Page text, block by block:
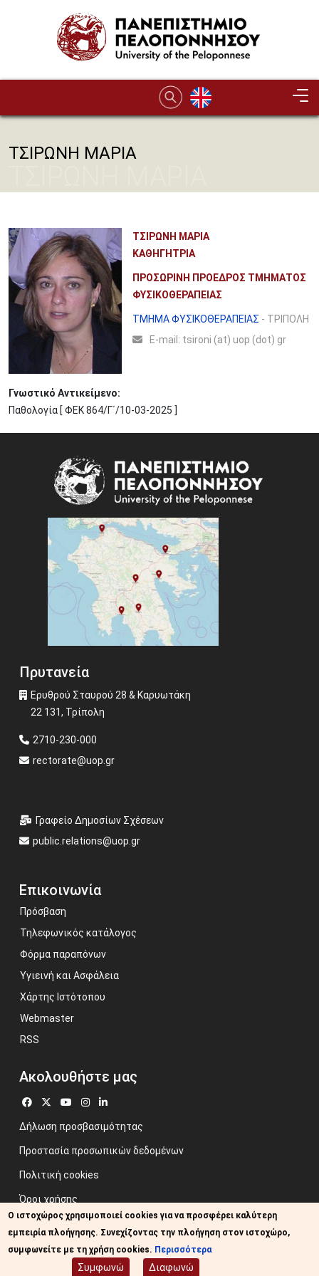
ΤΣΙΡΩΝΗ ΜΑΡΙΑ
ΤΣΙΡΩΝΗ ΜΑΡΙΑ
ΚΑΘΗΓΗΤΡΙΑ
ΠΡΟΣΩΡΙΝΗ ΠΡΟΕΔΡΟΣ ΤΜΗΜΑΤΟΣ
ΦΥΣΙΚΟΘΕΡΑΠΕΙΑΣ
ΤΜΗΜΑ ΦΥΣΙΚΟΘΕΡΑΠΕΙΑΣ - ΤΡΙΠΟΛΗ
Ε-mail: tsironi (at) uop (dot) gr
Γνωστικό Αντικείμενο:
Παθολογία [ ΦΕΚ 864/Γ΄/10-03-2025 ]
Πρυτανεία
Ερυθρού Σταυρού 28 & Καρυωτάκη
22 131, Τρίπολη
2710-230-000
rectorate@uop.gr
Γραφείο Δημοσίων Σχέσεων
public.relations@uop.gr
Επικοινωνία
Πρόσβαση
Τηλεφωνικός κατάλογος
Φόρμα παραπόνων
Υγιεινή και Ασφάλεια
Χάρτης Ιστότοπου
Webmaster
RSS
Ακολουθήστε μας
Δήλωση προσβασιμότητας
Προστασία προσωπικών δεδομένων
Πολιτική cookies
Όροι χρήσης
Προηγούμενος ιστότοπος
Image credits: Some designed by Freepik
Ο ιστοχώρος χρησιμοποιεί cookies για να προσφέρει καλύτερη
εμπειρία πλοήγησης. Συνεχίζοντας την πλοήγηση στον ιστοχώρο,
συμφωνείτε με τη χρήση cookies. Περισσότερα
Συμφωνώ Διαφωνώ